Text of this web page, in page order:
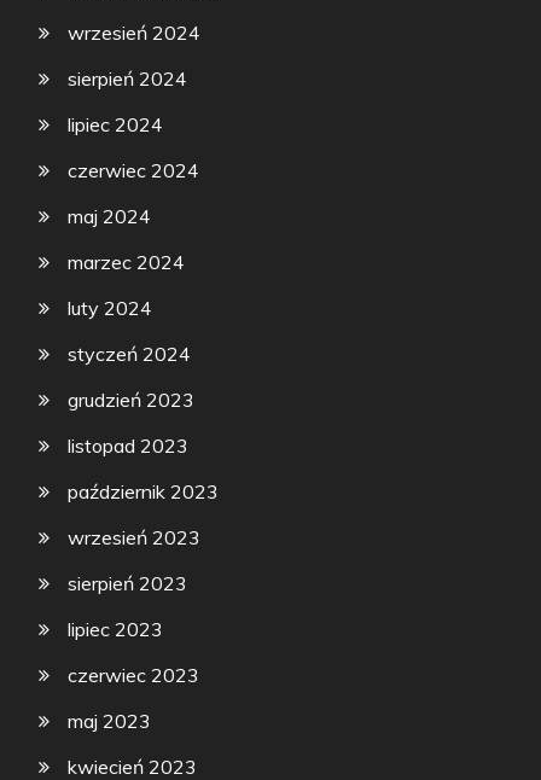
wrzesień 2024
sierpień 2024
lipiec 2024
czerwiec 2024
maj 2024
marzec 2024
luty 2024
styczeń 2024
grudzień 2023
listopad 2023
październik 2023
wrzesień 2023
sierpień 2023
lipiec 2023
czerwiec 2023
maj 2023
kwiecień 2023